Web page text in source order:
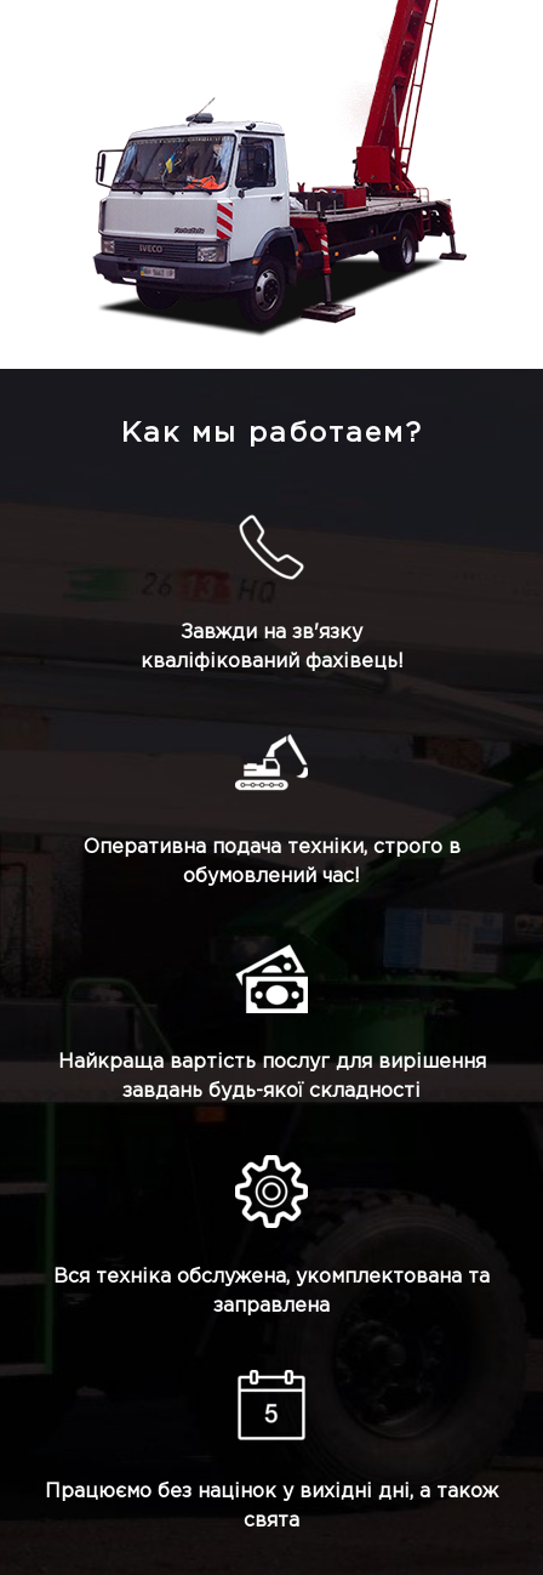
Как мы работаем?
Завжди на зв'язку
кваліфікований фахівець!
Оперативна подача техніки, строго в
обумовлений час!
Найкраща вартість послуг для вирішення
завдань будь-якої складності
Вся техніка обслужена, укомплектована та
заправлена
Працюємо без націнок у вихідні дні, а також
свята